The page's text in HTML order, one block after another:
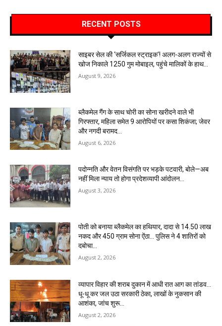
RECENT POSTS
साइबर सेल की ‘सर्जिकल स्ट्राइक’! अलग-अलग राज्यों से
खोज निकाले 1250 गुम मोबाइल, पहुंचे मालिकों के हाथ…
August 9, 2026
ब्लैकमेल गैंग के साथ चोरी का सोना खरीदने वाले भी
गिरफ्तार, महिला समेत 9 आरोपियों पर कसा शिकंजा; जेवर
और नगदी बरामद…
August 6, 2026
पदोन्नति और वेतन विसंगति पर भड़के पटवारी, बोले—अब
नहीं मिला न्याय तो होगा प्रदेशव्यापी आंदोलन…
August 3, 2026
पोती को बनाया ब्लैकमेल का हथियार, दादा से 14.50 लाख
नकद और 450 ग्राम सोना ऐंठा… पुलिस ने 4 शातिरों को
दबोचा…
August 2, 2026
व्यापार विहार की शराब दुकान में आधी रात आग का तांडव…
धू-धू कर जल उठा सरकारी ठेका, लाखों के नुकसान की
आशंका, जांच शुरू…
August 2, 2026